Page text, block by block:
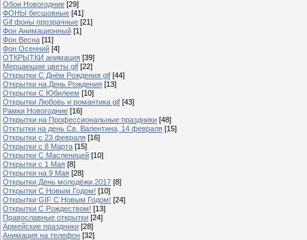
Обои Новогодние [29]
ФОНЫ бесшовные [41]
Gif фоны прозрачные [21]
Фон Анимационный [1]
Фон Весна [11]
Фон Осенний [4]
ОТКРЫТКИ анимация [39]
Мерцающие цветы gif [22]
Открытки С Днём Рождения gif [44]
Открытки на День Рождения [13]
Открытки С Юбилеем [10]
Открытки Любовь и романтика gif [43]
Рамки Новогодние [16]
Открытки на Профессиональные праздники [48]
Отктытки на день Св. Валентина, 14 февраля [15]
Открытки с 23 февраля [16]
Открытки с 8 Марта [15]
Открытки С Масленицей [10]
Открытки с 1 Мая [8]
Открытки на 9 Мая [28]
Открытки День молодёжи 2017 [8]
Открытки С Новым Годом! [10]
Открытки GIF С Новым Годом! [24]
Открытки С Рождеством! [13]
Православные открытки [24]
Армейские праздники [28]
Анимация на телефон [32]